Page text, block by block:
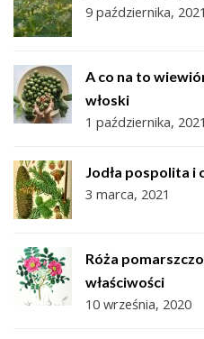
9 października, 2021
A co na to
włoski
1 października, 2021
Jodła pospolita i
3 marca, 2021
Róża
właściwości
10 września, 2020